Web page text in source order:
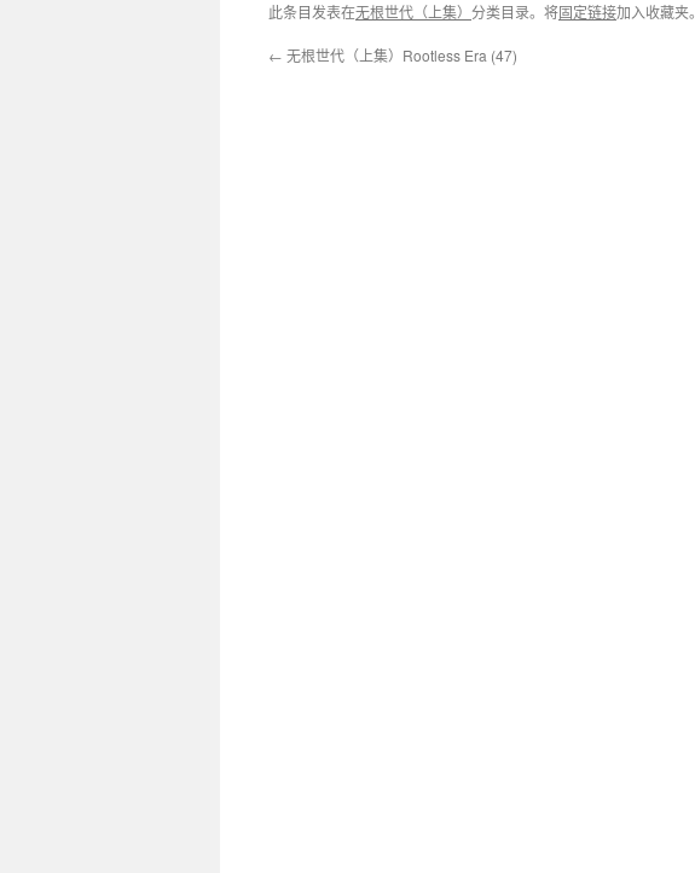
此条目发表在无根世代（上集） 分类目录。将固定链接加入收藏夹。
← 无根世代（上集）Rootless Era (47)